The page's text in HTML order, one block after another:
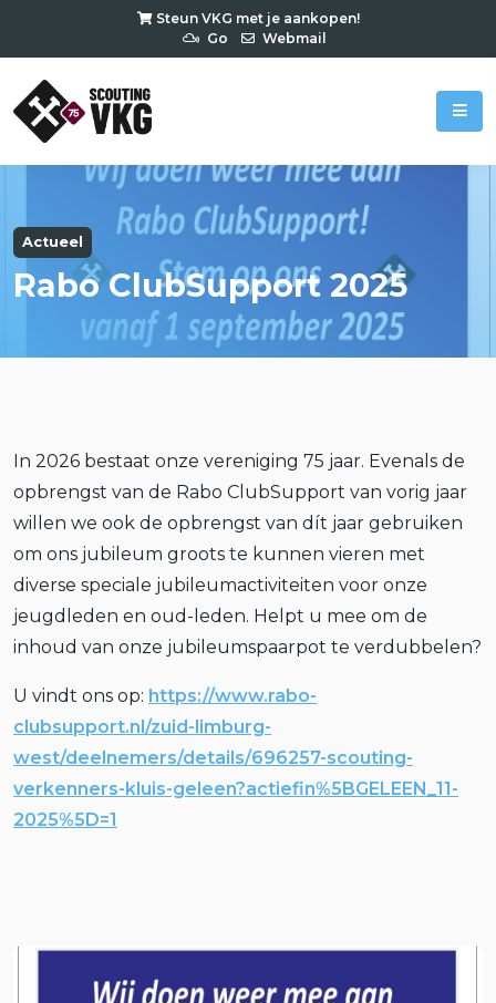
Steun VKG met je aankopen!
Go
Webmail
Actueel
Rabo ClubSupport 2025
In 2026 bestaat onze vereniging 75 jaar. Evenals de
opbrengst van de Rabo ClubSupport van vorig jaar
willen we ook de opbrengst van dít jaar gebruiken
om ons jubileum groots te kunnen vieren met
diverse speciale jubileumactiviteiten voor onze
jeugdleden en oud-leden. Helpt u mee om de
inhoud van onze jubileumspaarpot te verdubbelen?
U vindt ons op: https://www.rabo-
clubsupport.nl/zuid-limburg-
west/deelnemers/details/696257-scouting-
verkenners-kluis-geleen?actiefin%5BGELEEN_11-
2025%5D=1